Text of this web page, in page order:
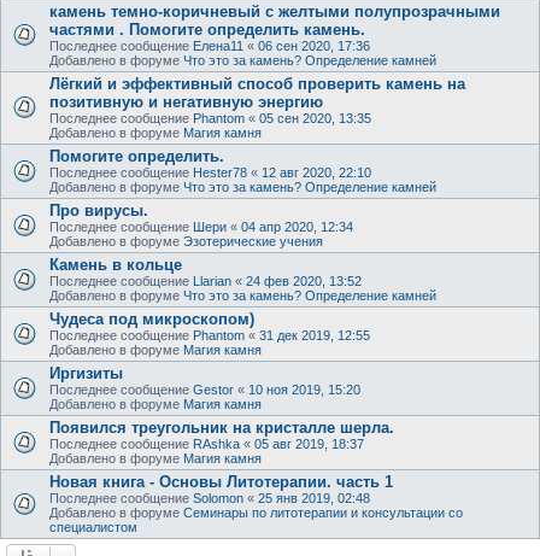
камень темно-коричневый с желтыми полупрозрачными
частями . Помогите определить камень.
Последнее сообщение Елена11 « 06 сен 2020, 17:36
Добавлено в форуме Что это за камень? Определение камней
Лёгкий и эффективный способ проверить камень на
позитивную и негативную энергию
Последнее сообщение Phantom « 05 сен 2020, 13:35
Добавлено в форуме Магия камня
Помогите определить.
Последнее сообщение Hester78 « 12 авг 2020, 22:10
Добавлено в форуме Что это за камень? Определение камней
Про вирусы.
Последнее сообщение Шери « 04 апр 2020, 12:34
Добавлено в форуме Эзотерические учения
Камень в кольце
Последнее сообщение Llarian « 24 фев 2020, 13:52
Добавлено в форуме Что это за камень? Определение камней
Чудеса под микроскопом)
Последнее сообщение Phantom « 31 дек 2019, 12:55
Добавлено в форуме Магия камня
Иргизиты
Последнее сообщение Gestor « 10 ноя 2019, 15:20
Добавлено в форуме Магия камня
Появился треугольник на кристалле шерла.
Последнее сообщение RAshka « 05 авг 2019, 18:37
Добавлено в форуме Магия камня
Новая книга - Основы Литотерапии. часть 1
Последнее сообщение Solomon « 25 янв 2019, 02:48
Добавлено в форуме Семинары по литотерапии и консультации со
специалистом